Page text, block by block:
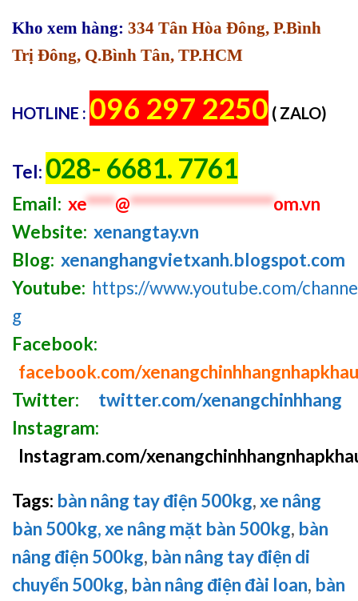
Kho xem hàng: 334 Tân Hòa Đông, P.Bình
Trị Đông, Q.Bình Tân, TP.HCM
HOTLINE : 096 297 2250 ( ZALO)
Tel: 028- 6681. 7761
Email: xe****@********************om.vn
Website: xenangtay.vn
Blog: xenanghangvietxanh.blogspot.com
Youtube: https://www.youtube.com/
g
Facebook:
facebook.com/xenangchinhhangnhapkhau
Twitter:
twitter.com/xenangchinhhang
Instagram:
Instagram.com/
Tags: bàn nâng tay điện 500kg,xe nâng
bàn 500kg,xe nâng mặt bàn 500kg, bàn
nâng điện 500kg, bàn nâng tay điện di
chuyển 500kg, bàn nâng điện đài loan, bàn